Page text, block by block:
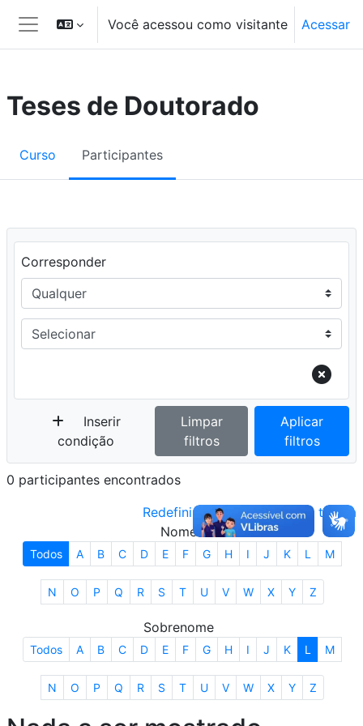
Ir para o conteúdo principal
Painel lateral
Você acessou como visitante Acessar
Teses de Doutorado
Curso Participantes
Filtro 1
Corresponder
Tipo do filtro
Inserir
condição
Limpar
filtros
Aplicar
filtros
0 participantes encontrados
Redefinir as preferências da tabela
Nome
Todos A B C D E F G H I J K L M
N O P Q R S T U V W X Y Z
Sobrenome
Todos A B C D E F G H I J K L M
N O P Q R S T U V W X Y Z